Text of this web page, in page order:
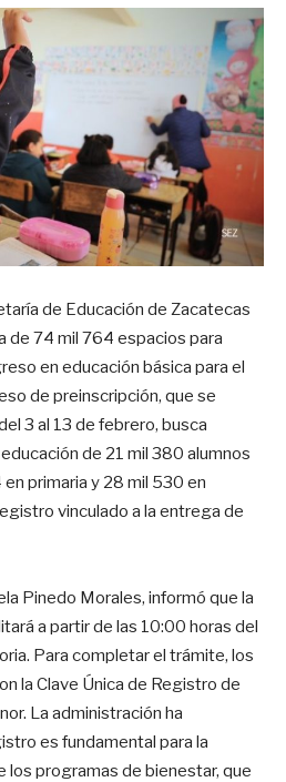
de Educación de Zacatecas
de 74 mil 764 espacios para
en educación básica para el
de preinscripción, que se
3 al 13 de febrero, busca
de 21 mil 380 alumnos
primaria y 28 mil 530 en
vinculado a la entrega de
Pinedo Morales, informó que la
a partir de las 10:00 horas del
Para completar el trámite, los
la Clave Única de Registro de
La administración ha
es fundamental para la
los programas de bienestar, que